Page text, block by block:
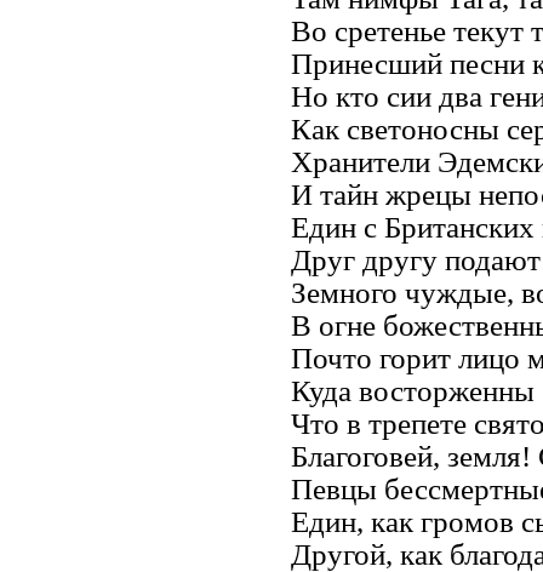
Во сретенье текут
Принесший песни
Но кто сии два
Как светоносны
Хранители
И тайн жрецы
Един с
Друг другу
Земного чуждые,
В огне
Почто горит лицо
Куда
Что в трепете
Благоговей,
Певцы
Един, как громов
Другой, как